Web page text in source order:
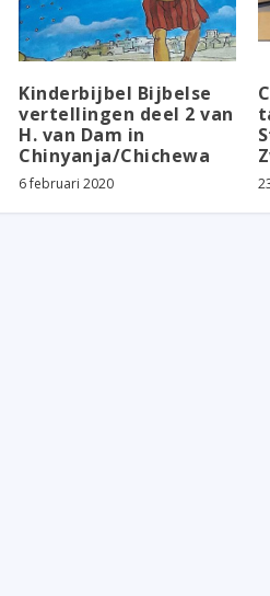
Kinderbijbel Bijbelse
vertellingen deel 2 van
H. van Dam in
Chinyanja/Chichewa
6 februari 2020